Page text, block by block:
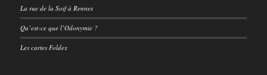
La rue de la Soif à Rennes
Qu’est-ce que l’Odonymie ?
Les cartes Foldex